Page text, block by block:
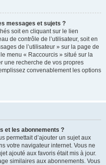
messages et sujets ?
soit en cliquant sur le lien
de contrôle de l’utilisateur, soit en
de l’utilisateur » sur la page de
menu « Raccourcis » situé sur la
une recherche de vos propres
convenablement les options
et les abonnements ?
permettait d’ajouter un sujet aux
votre navigateur internet. Vous ne
ajouté aux favoris était mis à jour.
similaires aux abonnements. Vous